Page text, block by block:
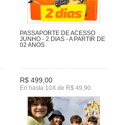
PASSAPORTE DE ACESSO
JUNHO - 2 DIAS - A PARTIR DE
02 ANOS
R$ 499,00
En hasta 10X de R$ 49,90